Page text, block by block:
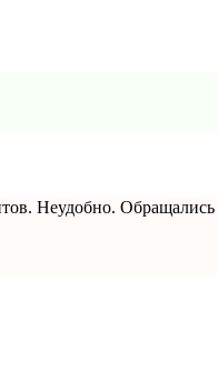
Неудобно.